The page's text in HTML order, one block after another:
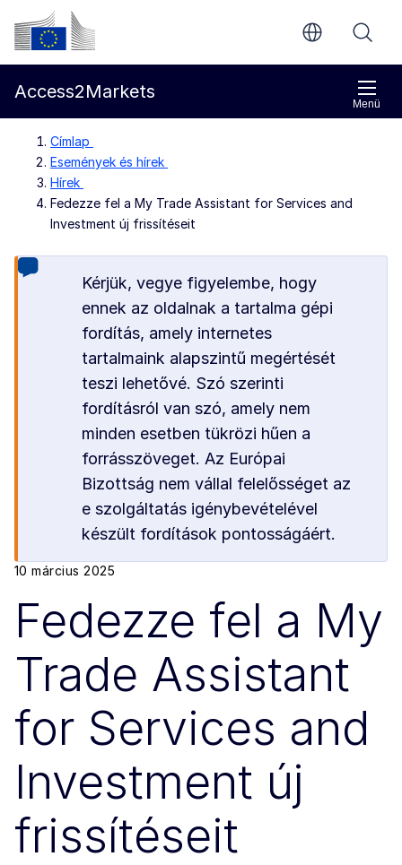
Ugrás a fő tartalomra
Európai Bizottság
Menü
Access2Markets
Címlap
Események és hírek
Hírek
Fedezze fel a My Trade Assistant for Services and
Investment új frissítéseit
Kérjük, vegye figyelembe, hogy
ennek az oldalnak a tartalma gépi
fordítás, amely internetes
tartalmaink alapszintű megértését
teszi lehetővé. Szó szerinti
fordításról van szó, amely nem
minden esetben tükrözi hűen a
forrásszöveget. Az Európai
Bizottság nem vállal felelősséget az
e szolgáltatás igénybevételével
készült fordítások pontosságáért.
10 március 2025
Fedezze fel a My
Trade Assistant
for Services and
Investment új
frissítéseit